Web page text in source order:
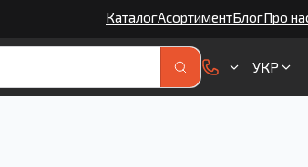
КаталогАсортиментБлогПро
УКР